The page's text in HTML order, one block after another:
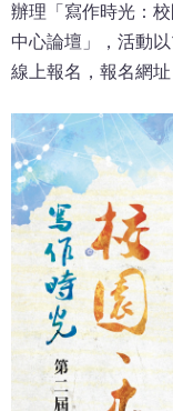
辦理「寫作時光：
中心論壇」，活動
線上報名，報名網